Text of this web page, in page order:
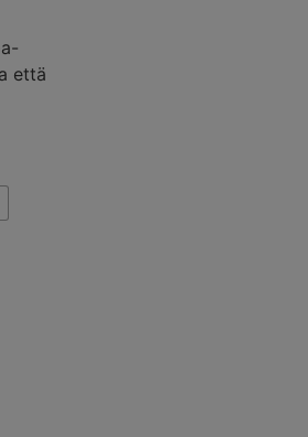
että